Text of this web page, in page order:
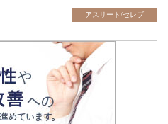
アスリート/セレブ